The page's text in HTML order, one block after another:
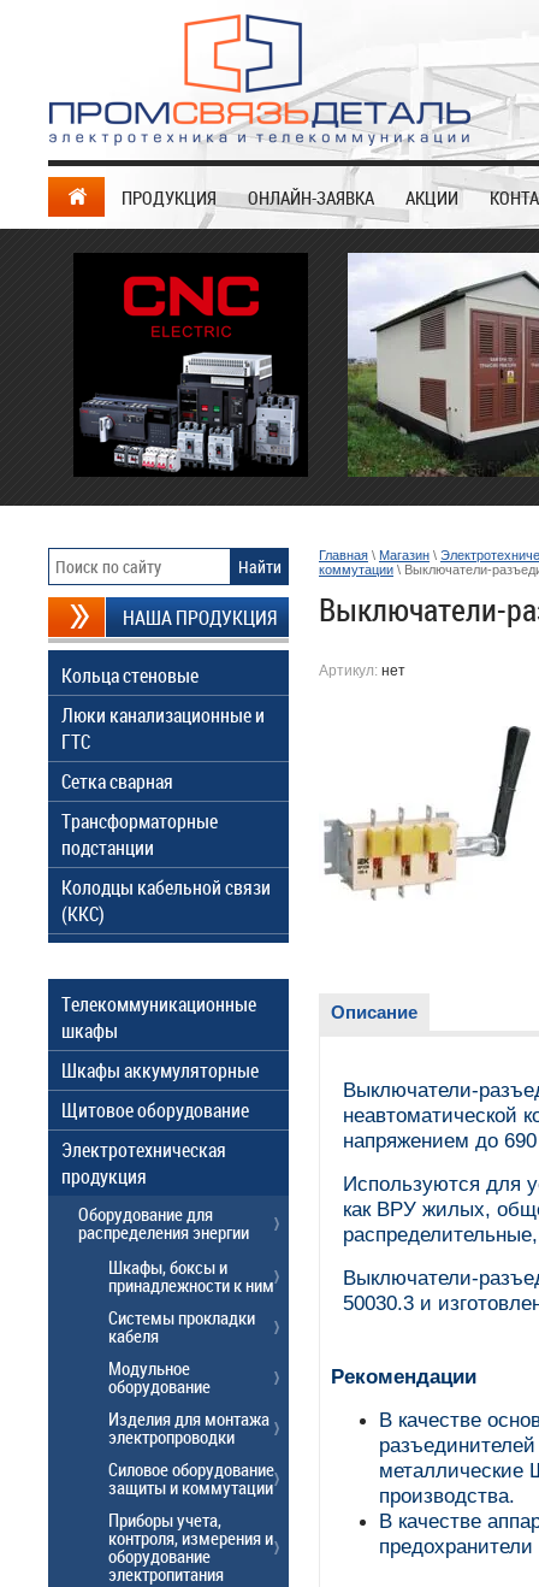
ПРОДУКЦИЯ ОНЛАЙН-ЗАЯВКА АКЦИИ
Главная \ Магазин \
коммутации \ Выключатели-
Выключатели-
Артикул: нет
Описание
Выключатели-
неавтоматической
напряжением до
Используются для
как ВРУ жилых,
Выключатели-
50030.3 и
Рекомендации
В качестве
производства.
В качестве
НАША ПРОДУКЦИЯ
Кольца стеновые
Люки канализационные и
ГТС
Сетка сварная
Трансформаторные
подстанции
Колодцы кабельной связи
(ККС)
Телекоммуникационные
шкафы
Шкафы аккумуляторные
Щитовое оборудование
Электротехническая
продукция
Оборудование для
распределения энергии
Шкафы, боксы и
принадлежности к ним
Системы прокладки
кабеля
Модульное
оборудование
Изделия для монтажа
электропроводки
Силовое оборудование
защиты и коммутации
Приборы учета,
контроля, измерения и
оборудование
электропитания